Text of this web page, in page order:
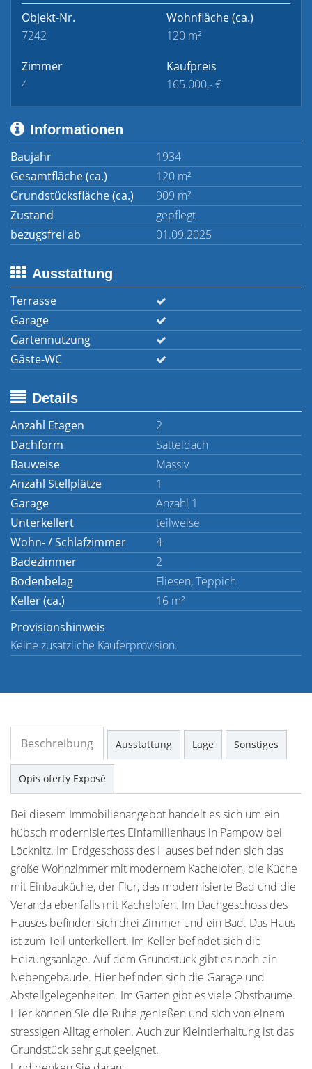
Objekt-Nr.
7242
Wohnfläche(ca.)
120 m²
Zimmer
4
Kaufpreis
165.000,- €
Informationen
Baujahr
1934
Gesamtfläche (ca.)
120 m²
Grundstücksfläche (ca.)
909 m²
Zustand
gepflegt
bezugsfrei ab
01.09.2025
Ausstattung
Terrasse
Garage
Gartennutzung
Gäste-WC
Details
Anzahl Etagen
2
Dachform
Satteldach
Bauweise
Massiv
Anzahl Stellplätze
1
Garage
Anzahl 1
Unterkellert
teilweise
Wohn- / Schlafzimmer
4
Badezimmer
2
Bodenbelag
Fliesen, Teppich
Keller (ca.)
16 m²
Provisionshinweis
Keine zusätzliche Käuferprovision.
Beschreibung Ausstattung Lage Sonstiges
Opis oferty Exposé
Bei diesem Immobilienangebot handelt es sich um ein
hübsch modernisiertes Einfamilienhaus in Pampow bei
Löcknitz. Im Erdgeschoss des Hauses befinden sich das
große Wohnzimmer mit modernem Kachelofen, die Küche
mit Einbauküche, der Flur, das modernisierte Bad und die
Veranda ebenfalls mit Kachelofen. Im Dachgeschoss des
Hauses befinden sich drei Zimmer und ein Bad. Das Haus
ist zum Teil unterkellert. Im Keller befindet sich die
Heizungsanlage. Auf dem Grundstück gibt es noch ein
Nebengebäude. Hier befinden sich die Garage und
Abstellgelegenheiten. Im Garten gibt es viele Obstbäume.
Hier können Sie die Ruhe genießen und sich von einem
stressigen Alltag erholen. Auch zur Kleintierhaltung ist das
Grundstück sehr gut geeignet.